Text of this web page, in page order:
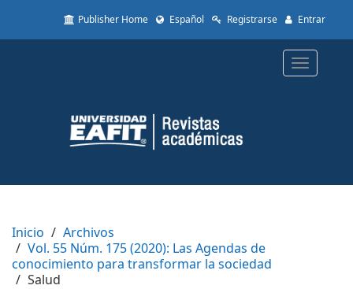
to
Content
Sidebar
Publisher Home Español Registrarse Entrar
Toggle
Inicio
Archivos
Vol. 55 Núm. 175 (2020): Las Agendas de
conocimiento para transformar la sociedad
Salud